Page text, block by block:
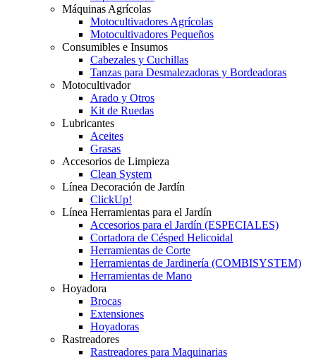
Máquinas Agrícolas
Motocultivadores Agrícolas
Motocultivadores Pequeños
Consumibles e Insumos
Cabezales y Cuchillas
Tanzas para Desmalezadoras y Bordeadoras
Motocultivador
Arado y Otros
Kit de Ruedas
Lubricantes
Aceites
Grasas
Accesorios de Limpieza
Clean System
Línea Decoración de Jardín
ClickUp!
Línea Herramientas para el Jardín
Accesorios para el Jardín (ESPECIALES)
Cortadora de Césped Helicoidal
Herramientas de Corte
Herramientas de Jardinería (COMBISYSTEM)
Herramientas de Mano
Hoyadora
Brocas
Extensiones
Hoyadoras
Rastreadores
Rastreadores para Maquinarias